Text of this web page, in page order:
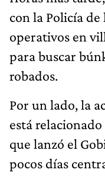
con la Policía
operativos en
para buscar
robados.
Por un lado, la
está
que lanzó el
pocos días